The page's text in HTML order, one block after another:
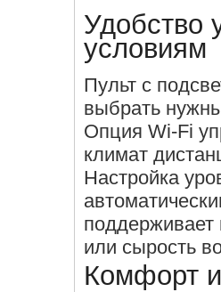
Удобство
условиям
Пульт с
выбрать
Опция Wi-Fi
климат
Настройка
или сырость
Комфорт